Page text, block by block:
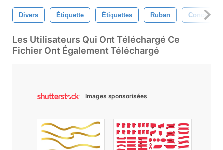
Divers Étiquette Étiquettes Ruban Conception
Les Utilisateurs Qui Ont Téléchargé Ce
Fichier Ont Également Téléchargé
Images sponsorisées